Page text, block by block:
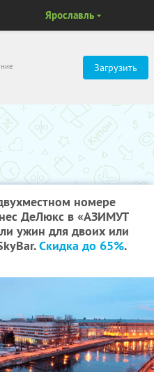
Загрузить
Ярославль
номере
ДеЛюкс в «АЗИМУТ
ужин для двоих или
Скидка до 65%.